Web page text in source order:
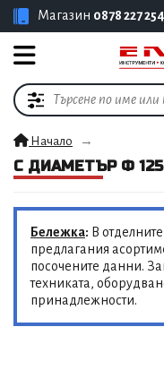
Магазин 0878 227 254
Начало
С ДИАМЕТЪР Ф
Бележка: В
предлагания
посочените данни.
техниката,
принадлежности.